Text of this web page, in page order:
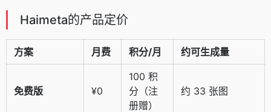
Haimeta的产品定价
方案 月费 积分/月 约可生成量
免费版 ¥0
100 积
分（注
册赠）
约 33 张图